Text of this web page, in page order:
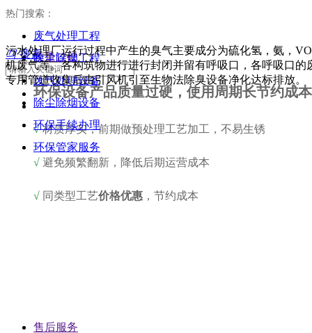
质量过硬
环保设备产品质量过硬，使用周期长节约成本
√材质厚实，前期做预处理工艺加工，不易生锈
√ 避免频繁翻新，降低后期运营成本
√ 同类型工艺价格优惠 ，节约成本
售后服务
热门搜索：
废气处理工程
除尘除烟工程
废气处理设备
除尘除烟设备
环保手续办理
环保管家服务
끠 搜索
污水处理厂运行过程中产生的臭气主要成分为硫化氢，氨，
机废气等。各构筑物进行进行封闭并留有呼吸口，各呼吸口的
专用管道收集后由引风机引至生物法除臭设备净化达标排放。